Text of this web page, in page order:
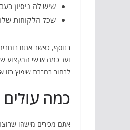
שיש לה ניסיון
שכל הלקוחות
בנוסף, כאשר אתם
ועד כמה אנשי המקצוע
לבחור בחברת שיפוץ כזו
כמה עולים
אתם מכירים מישהו